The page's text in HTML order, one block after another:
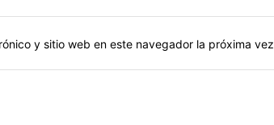
y sitio web en este navegador la próxima